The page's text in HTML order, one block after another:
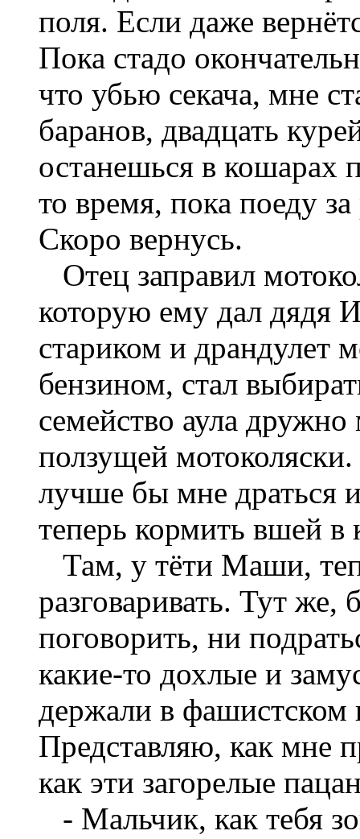
поля. Если даже
Пока стадо
что убью секача, мне
баранов, двадцать
останешься в кошарах
то время, пока поеду
Скоро вернусь.
Отец заправил
которую ему дал дядя
стариком и драндулет
бензином, стал
семейство аула
ползущей
лучше бы мне драться
теперь кормить вшей в
Там, у тёти Маши,
разговаривать. Тут
поговорить, ни
какие-то дохлые и
держали в фашистском
Представляю, как мне
как эти загорелые
- Мальчик, как тебя